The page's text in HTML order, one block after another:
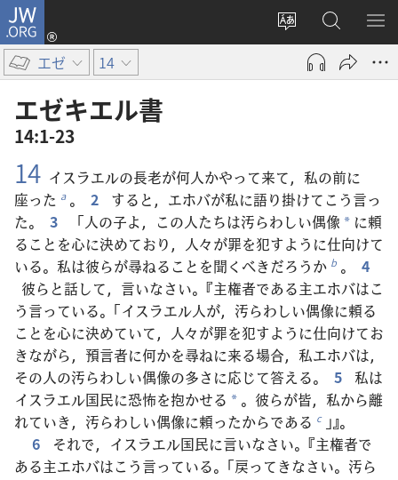
JW.ORG
サ
ト
変
え
る
ロ
グ
ン
タ
ブ
で
開
く）
JW.ORG
の
検
メ
を
エゼ 14
エゼキエル​書
14:1-23
14 イスラエルの長老が何人かやって来て，私の前に
座った a 。 2
すると，エホバが私に語り掛けてこう言っ
た。
3 「人の子よ，この人たちは汚らわしい偶像 * に頼
ることを心に決めており，人々が罪を犯すように仕向けて
いる。私は彼らが尋ねることを聞くべきだろうか b 。
4
彼らと話して，言いなさい。『主権者である主エホバはこ
う言っている。「イスラエル人が，汚らわしい偶像に頼る
ことを心に決めていて，人々が罪を犯すように仕向けてお
きながら，預言者に何かを尋ねに来る場合，私エホバは，
その人の汚らわしい偶像の多さに応じて答える。
5
私は
イスラエル国民に恐怖を抱かせる * 。彼らが皆，私から離
れていき，汚らわしい偶像に頼ったからである c 」』。
6
それで，イスラエル国民に言いなさい。『主権者で
ある主エホバはこう言っている。「戻ってきなさい。汚ら